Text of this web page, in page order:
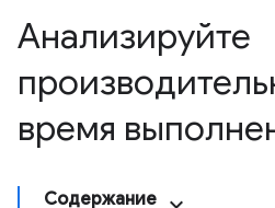
Анализируйте
время
Содержание